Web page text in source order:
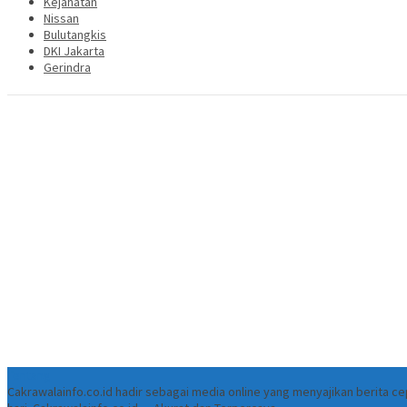
Nissan
Bulutangkis
DKI Jakarta
Gerindra
Cakrawalainfo.co.id hadir sebagai media online yang menyajikan berita